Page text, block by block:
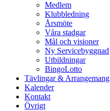
Medlem
Klubbledning
Årsmöte
Våra stadgar
Mål och visioner
Ny Servicebyggnad
Utbildningar
BingoLotto
Tävlingar & Arrangemang
Kalender
Kontakt
Övrigt